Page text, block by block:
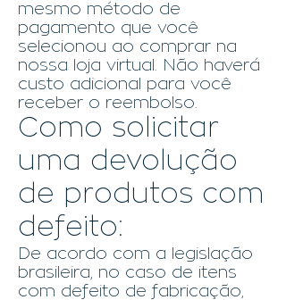
mesmo método de
pagamento que você
selecionou ao comprar na
nossa loja virtual. Não haverá
custo adicional para você
receber o reembolso.
Como solicitar
uma devolução
de produtos com
defeito:
De acordo com a legislação
brasileira, no caso de itens
com defeito de fabricação,